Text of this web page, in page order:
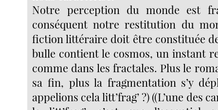
Notre perception du monde est
conséquent notre restitution du
fiction littéraire doit être constituée
bulle contient le cosmos, un instant
comme dans les fractales. Plus le
sa fin, plus la fragmentation s’y
appelions cela litt’frag’ ?) ((L’une des